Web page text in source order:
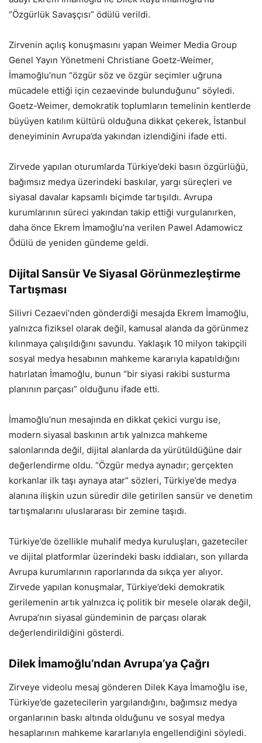
“Özgürlük Savaşçısı” ödülü verildi.
Zirvenin açılış konuşmasını yapan Weimer Media Group
Genel Yayın Yönetmeni Christiane Goetz-Weimer,
İmamoğlu’nun “özgür söz ve özgür seçimler uğruna
mücadele ettiği için cezaevinde bulunduğunu” söyledi.
Goetz-Weimer, demokratik toplumların temelinin kentlerde
büyüyen katılım kültürü olduğuna dikkat çekerek, İstanbul
deneyiminin Avrupa’da yakından izlendiğini ifade etti.
Zirvede yapılan oturumlarda Türkiye’deki basın özgürlüğü,
bağımsız medya üzerindeki baskılar, yargı süreçleri ve
siyasal davalar kapsamlı biçimde tartışıldı. Avrupa
kurumlarının süreci yakından takip ettiği vurgulanırken,
daha önce Ekrem İmamoğlu’na verilen Pawel Adamowicz
Ödülü de yeniden gündeme geldi.
Dijital Sansür Ve Siyasal Görünmezleştirme
Tartışması
Silivri Cezaevi’nden gönderdiği mesajda Ekrem İmamoğlu,
yalnızca fiziksel olarak değil, kamusal alanda da görünmez
kılınmaya çalışıldığını savundu. Yaklaşık 10 milyon takipçili
sosyal medya hesabının mahkeme kararıyla kapatıldığını
hatırlatan İmamoğlu, bunun “bir siyasi rakibi susturma
planının parçası” olduğunu ifade etti.
İmamoğlu’nun mesajında en dikkat çekici vurgu ise,
modern siyasal baskının artık yalnızca mahkeme
salonlarında değil, dijital alanlarda da yürütüldüğüne dair
değerlendirme oldu. “Özgür medya aynadır; gerçekten
korkanlar ilk taşı aynaya atar” sözleri, Türkiye’de medya
alanına ilişkin uzun süredir dile getirilen sansür ve denetim
tartışmalarını uluslararası bir zemine taşıdı.
Türkiye’de özellikle muhalif medya kuruluşları, gazeteciler
ve dijital platformlar üzerindeki baskı iddiaları, son yıllarda
Avrupa kurumlarının raporlarında da sıkça yer alıyor.
Zirvede yapılan konuşmalar, Türkiye’deki demokratik
gerilemenin artık yalnızca iç politik bir mesele olarak değil,
Avrupa’nın siyasal gündeminin de parçası olarak
değerlendirildiğini gösterdi.
Dilek İmamoğlu’ndan Avrupa’ya Çağrı
Zirveye videolu mesaj gönderen Dilek Kaya İmamoğlu ise,
Türkiye’de gazetecilerin yargılandığını, bağımsız medya
organlarının baskı altında olduğunu ve sosyal medya
hesaplarının mahkeme kararlarıyla engellendiğini söyledi.